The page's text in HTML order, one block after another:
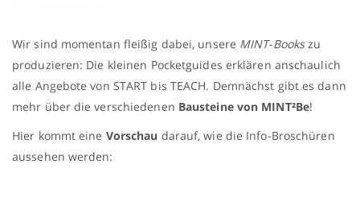
Wir sind momentan fleißig dabei, unsere MINT-Bookszu
produzieren: Die kleinen Pocketguides erklären anschaulich
alle Angebote von START bis TEACH. Demnächst gibt es dann
mehr über die verschiedenen Bausteine von MINT²Be!
Hier kommt eine Vorschau darauf, wie die Info-Broschüren
aussehen werden: